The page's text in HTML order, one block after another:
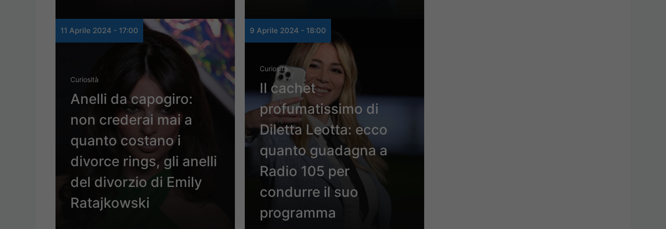
11 Aprile 2024 - 17:00
Curiosità
Anelli da capogiro:
non crederai mai a
quanto costano i
divorce rings, gli anelli
del divorzio di Emily
Ratajkowski
9 Aprile 2024 - 18:00
Curiosità
Il cachet
profumatissimo di
Diletta Leotta: ecco
quanto guadagna a
Radio 105 per
condurre il suo
programma